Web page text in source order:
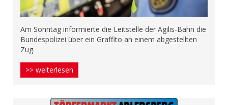
Am Sonntag informierte die Leitstelle der Agilis-Bahn die
Bundespolizei über ein Graffito an einem abgestellten
Zug.
>> weiterlesen